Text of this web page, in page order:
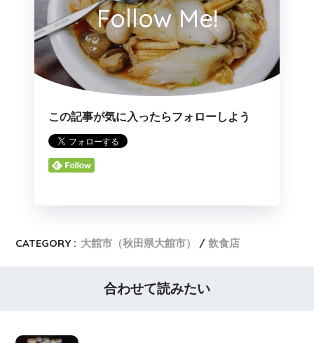
Follow Me!
この記事が気に入ったらフォローしよう
CATEGORY : 大館市（秋田県大館市） 飲食店
合わせて読みたい